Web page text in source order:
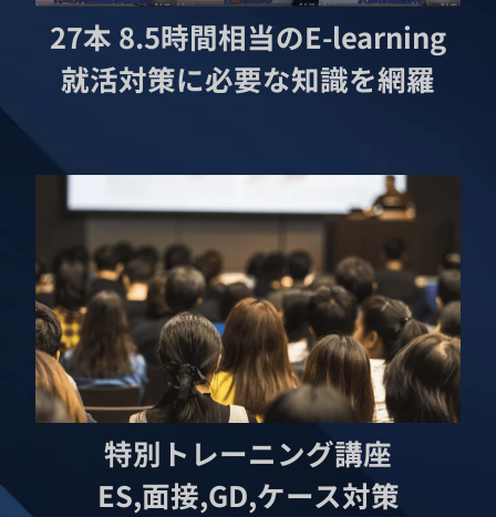
27本 8.5時間相当のE-learning
就活対策に必要な知識を網羅
特別トレーニング講座
ES,面接,GD,ケース対策